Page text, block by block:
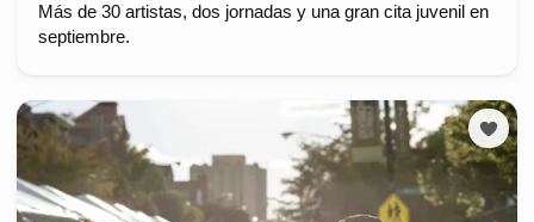
Más de 30 artistas, dos jornadas y una gran cita juvenil en
septiembre.